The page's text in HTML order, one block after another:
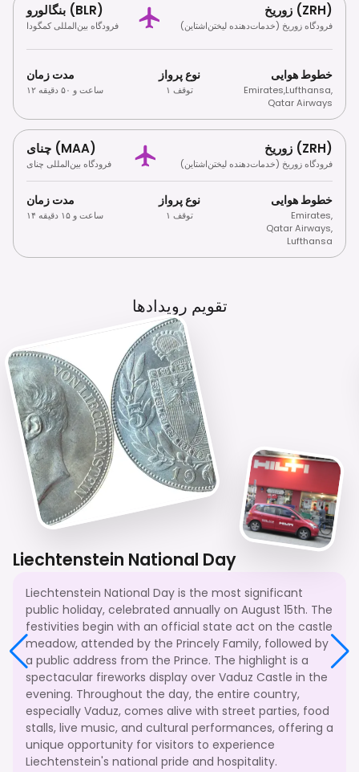
بنگالورو (BLR)
فرودگاه بین‌المللی کمگودا
زوریخ (ZRH)
فرودگاه زوریخ (خدمات‌دهنده لیختن‌اشتاین)
مدت زمان
۱۲ ساعت و ۵۰ دقیقه
نوع پرواز
۱ توقف
خطوط هوایی
Emirates,Lufthansa,
Qatar Airways
چنای (MAA)
فرودگاه بین‌المللی چنای
زوریخ (ZRH)
فرودگاه زوریخ (خدمات‌دهنده لیختن‌اشتاین)
مدت زمان
۱۴ ساعت و ۱۵ دقیقه
نوع پرواز
۱ توقف
خطوط هوایی
Emirates,
Qatar Airways,
Lufthansa
تقویم رویدادها
Liechtenstein National Day
Liechtenstein National Day is the most significant
public holiday, celebrated annually on August 15th. The
festivities begin with an official state act on the castle
meadow, attended by the Princely Family, followed by
a public address from the Prince. The highlight is a
spectacular fireworks display over Vaduz Castle in the
evening. Throughout the day, the entire country,
especially Vaduz, comes alive with street parties, food
stalls, live music, and cultural performances, offering a
unique opportunity for visitors to experience
Liechtenstein's national pride and hospitality.